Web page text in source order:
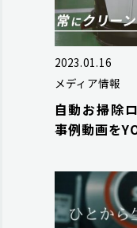
2023.01.16
メディア情報
自動お掃除
事例動画を